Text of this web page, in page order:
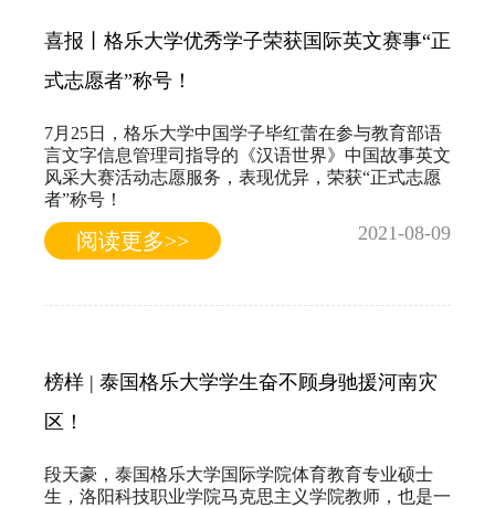
喜报丨格乐大学优秀学子荣获国际英文赛事“正
式志愿者”称号！
7月25日，格乐大学中国学子毕红蕾在参与教育部语
言文字信息管理司指导的《汉语世界》中国故事英文
风采大赛活动志愿服务，表现优异，荣获“正式志愿
者”称号！
阅读更多>> 2021-08-09
榜样 | 泰国格乐大学学生奋不顾身驰援河南灾
区！
段天豪，泰国格乐大学国际学院体育教育专业硕士
生，洛阳科技职业学院马克思主义学院教师，也是一